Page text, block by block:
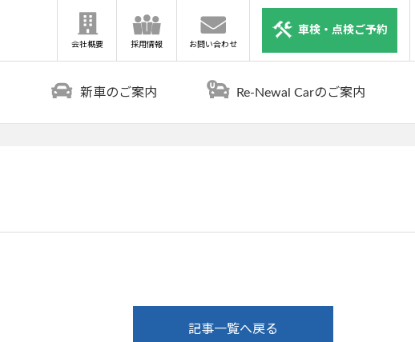
会社概要 採用情報 お問い合わせ
車検・点検ご予約
新車のご案内 Re-Newal Carのご案内
記事一覧へ戻る